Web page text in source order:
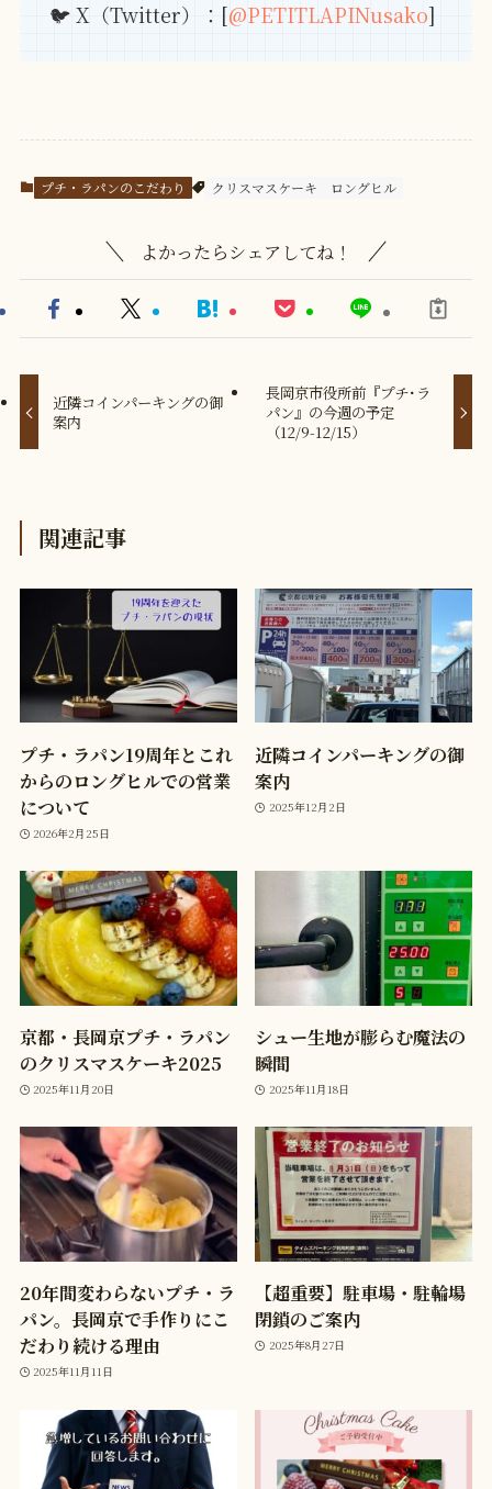
🐦 X（Twitter）：[@PETITLAPINusako]
プチ・ラパンのこだわり クリスマスケーキ ロングヒル
よかったらシェアしてね！
近隣コインパーキングの御
案内
長岡京市役所前『プチ･ラ
パン』の今週の予定
（12/9-12/15）
関連記事
プチ・ラパン19周年とこれ
からのロングヒルでの営業
について
2026年2月25日
近隣コインパーキングの御
案内
2025年12月2日
京都・長岡京プチ・ラパン
のクリスマスケーキ2025
2025年11月20日
シュー生地が膨らむ魔法の
瞬間
2025年11月18日
20年間変わらないプチ・ラ
パン。長岡京で手作りにこ
だわり続ける理由
2025年11月11日
【超重要】駐車場・駐輪場
閉鎖のご案内
2025年8月27日